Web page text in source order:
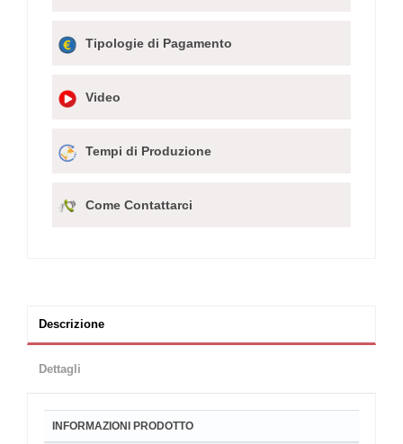
Tipologie di Pagamento
Video
Tempi di Produzione
Come Contattarci
Descrizione
Dettagli
INFORMAZIONI PRODOTTO